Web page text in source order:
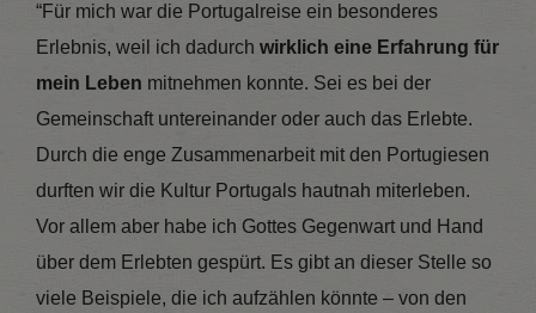
“Für mich war die Portugalreise ein besonderes
Erlebnis, weil ich dadurch wirklich eine Erfahrung für
mein Leben mitnehmen konnte. Sei es bei der
Gemeinschaft untereinander oder auch das Erlebte.
Durch die enge Zusammenarbeit mit den Portugiesen
durften wir die Kultur Portugals hautnah miterleben.
Vor allem aber habe ich Gottes Gegenwart und Hand
über dem Erlebten gespürt. Es gibt an dieser Stelle so
viele Beispiele, die ich aufzählen könnte – von den